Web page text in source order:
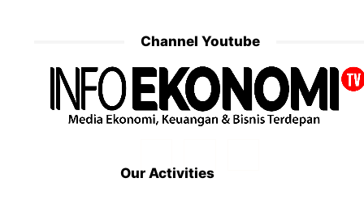
Channel Youtube
Our Activities